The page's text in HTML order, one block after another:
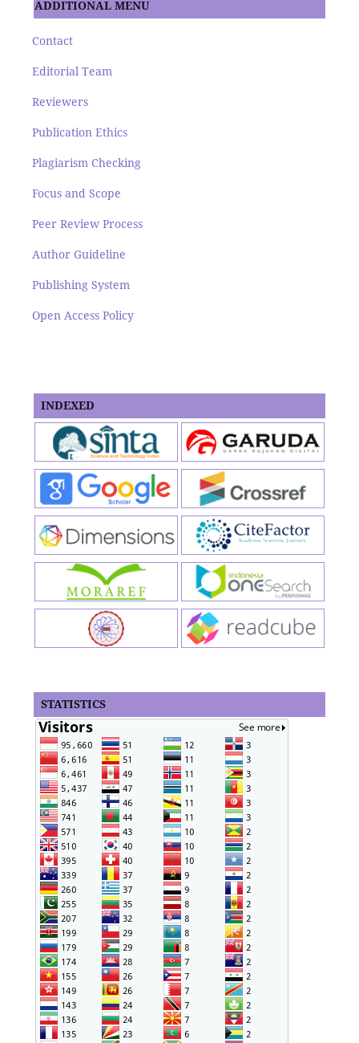
ADDITIONAL MENU
Contact
Editorial Team
Reviewers
Publication Ethics
Plagiarism Checking
Focus and Scope
Peer Review Process
Author Guideline
Publishing System
Open Access Policy
INDEXED
STATISTICS